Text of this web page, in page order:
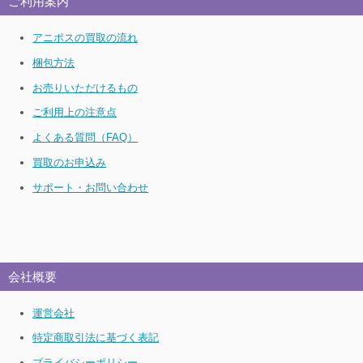
アニポスの買取の流れ
梱包方法
お売りいただけるもの
ご利用上の注意点
よくある質問（FAQ）
買取のお申込み
サポート・お問い合わせ
会社概要
運営会社
特定商取引法に基づく表記